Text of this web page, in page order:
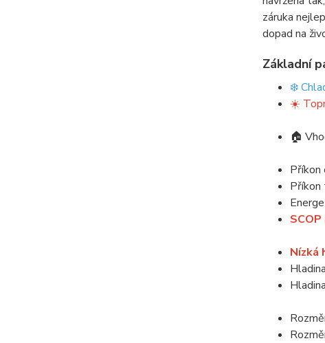
záruka
dopad na
Základní
❄️
☀️
🏠
Příkon
Příkon
Nízká